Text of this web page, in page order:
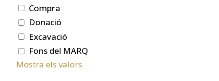
Compra
Donació
Excavació
Fons del MARQ
Mostra els valors